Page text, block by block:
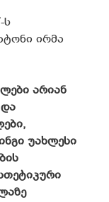
ს
ირმა
არიან
უახლესი